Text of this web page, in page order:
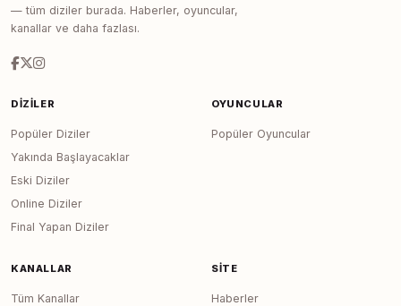
— tüm diziler burada. Haberler, oyuncular,
kanallar ve daha fazlası.
DIZILER
Popüler Diziler
Yakında Başlayacaklar
Eski Diziler
Online Diziler
Final Yapan Diziler
OYUNCULAR
Popüler Oyuncular
KANALLAR
Tüm Kanallar
SITE
Haberler